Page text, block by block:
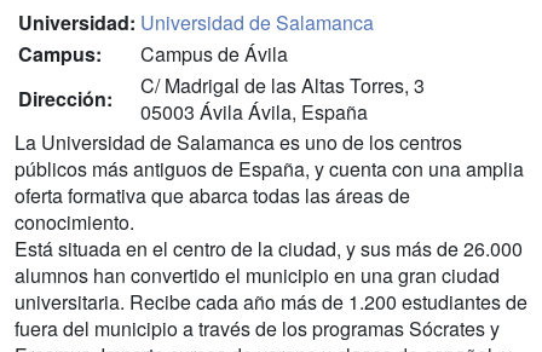
Universidad: Universidad de Salamanca
Campus:
Campus de Ávila
Dirección:
C/ Madrigal de las Altas Torres, 3
05003 Ávila Ávila, España
La Universidad de Salamanca es uno de los centros
públicos más antiguos de España, y cuenta con una amplia
oferta formativa que abarca todas las áreas de
conocimiento.
Está situada en el centro de la ciudad, y sus más de 26.000
alumnos han convertido el municipio en una gran ciudad
universitaria. Recibe cada año más de 1.200 estudiantes de
fuera del municipio a través de los programas Sócrates y